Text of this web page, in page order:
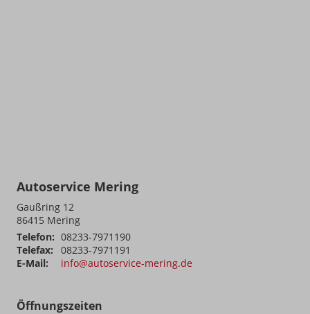
Autoservice Mering
Gaußring 12
86415 Mering
Telefon: 08233-7971190
Telefax:
08233-7971191
E-Mail:
info@autoservice-mering.de
Öffnungszeiten